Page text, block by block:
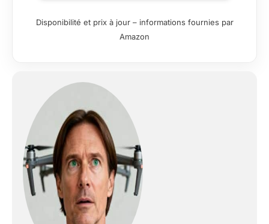
multi touch HD /
Fonctionne avec WI-
carte micro SD (non
fournie) / Lecteur de
musique (prise
casque ou haut-
parleur) KID
CONNECT :
Application de
messagerie pour
échanger des
Disponibilité et prix à jour – informations fournies par
Amazon